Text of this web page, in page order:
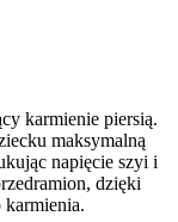
karmienie piersią.
maksymalną
napięcie szyi i
dzięki
karmienia.